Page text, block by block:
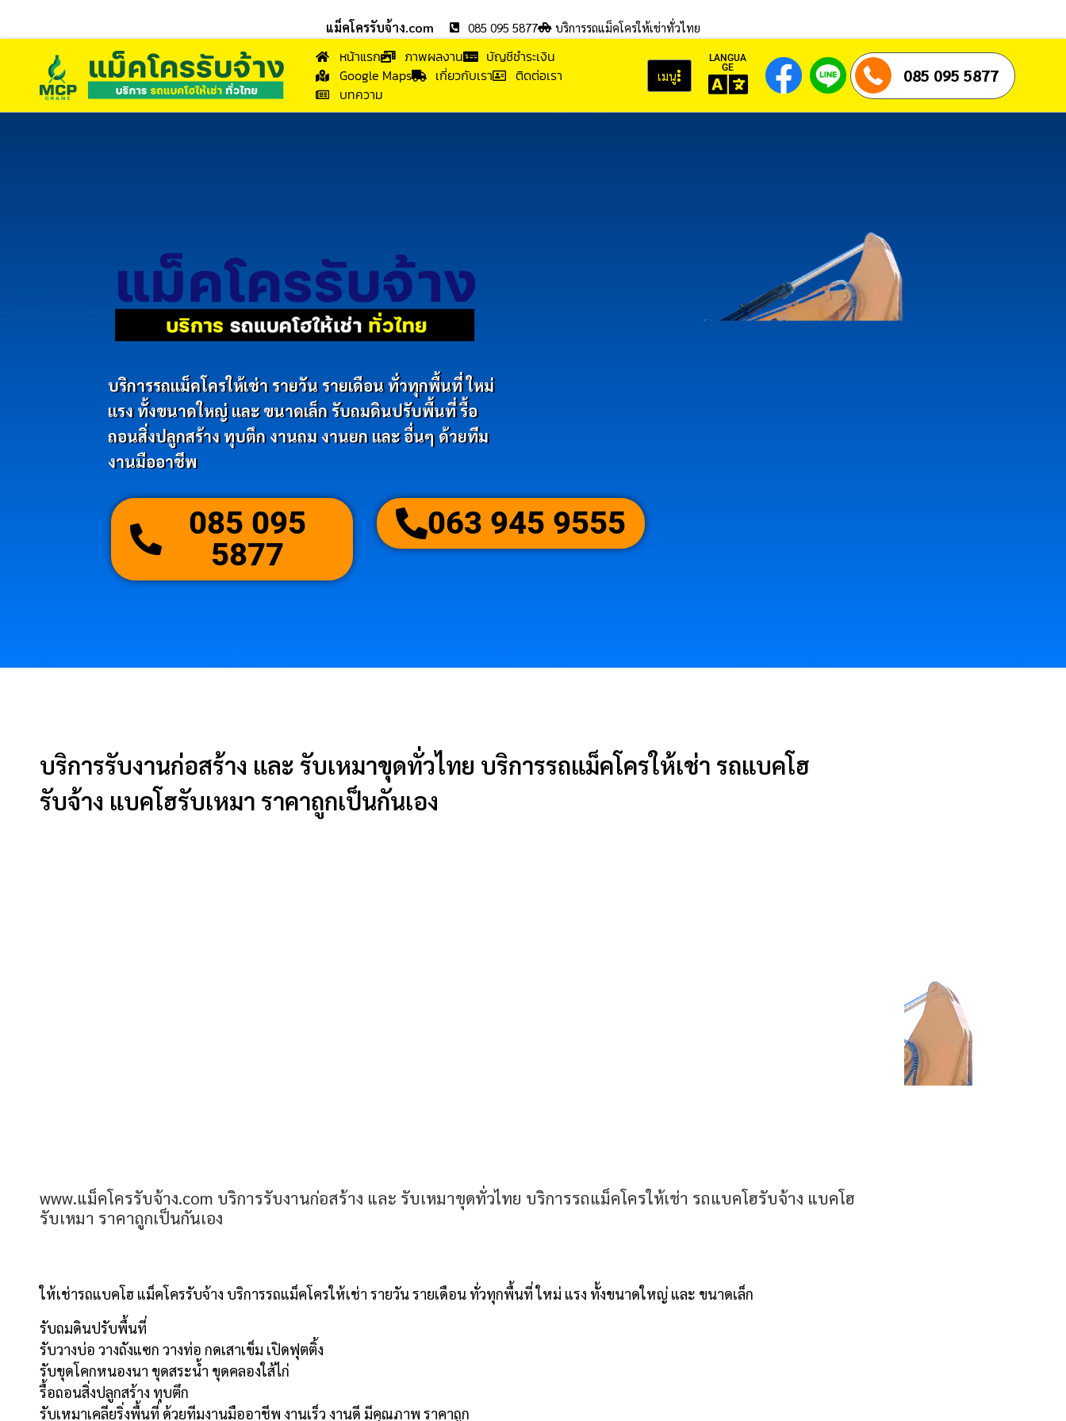
แม็คโครรับจ้าง.com 085 095 5877 บริการรถแม็คโครให้เช่าทั่วไทย
หน้าแรก ภาพผลงาน
บัญชีชำระเงิน
Google Maps
เกี่ยวกับเรา
ติดต่อเรา
บทความ
เมนู
LANGUA
GE
085 095 5877
บริการรถแม็คโครให้เช่า รายวัน รายเดือน ทั่วทุกพื้นที่ ใหม่
แรง ทั้งขนาดใหญ่ และ ขนาดเล็ก รับถมดินปรับพื้นที่ รื้อ
ถอนสิ่งปลูกสร้าง ทุบตึก งานถม งานยก และ อื่นๆ ด้วยทีม
งานมืออาชีพ
085 095
5877
063 945 9555
บริการรับงานก่อสร้าง และ รับเหมาขุดทั่วไทย บริการรถแม็คโครให้เช่า รถแบคโฮ
รับจ้าง แบคโฮรับเหมา ราคาถูกเป็นกันเอง
www.แม็คโครรับจ้าง.com บริการรับงานก่อสร้าง และ รับเหมาขุดทั่วไทย บริการรถแม็คโครให้เช่า รถแบคโฮรับจ้าง แบคโฮ
รับเหมา ราคาถูกเป็นกันเอง
ให้เช่ารถแบคโฮ แม็คโครรับจ้าง บริการรถแม็คโครให้เช่า รายวัน รายเดือน ทั่วทุกพื้นที่ ใหม่ แรง ทั้งขนาดใหญ่ และ ขนาดเล็ก
รับถมดินปรับพื้นที่
รับวางบ่อ วางถังแซก วางท่อ กดเสาเข็ม เปิดฟุตติ้ง
รับขุดโคกหนองนา ขุดสระน้ำ ขุดคลองใส้ไก่
รื้อถอนสิ่งปลูกสร้าง ทุบตึก
รับเหมาเคลียริ่งพื้นที่ ด้วยทีมงานมืออาชีพ งานเร็ว งานดี มีคุณภาพ ราคาถูก